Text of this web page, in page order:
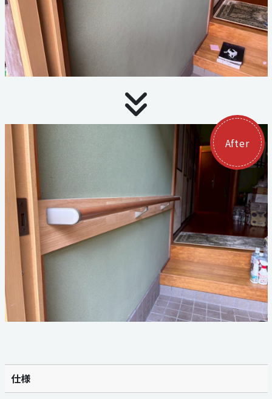
サイトマップ
三泗エリア直通
059-324-3068
059-315-4714
FAX
059-324-2941
電話受付：9：00〜17：00
定休日：日曜・祝日
After
仕様